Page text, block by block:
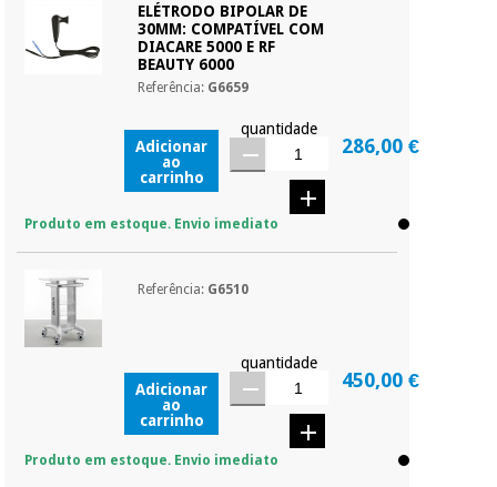
ELÉTRODO BIPOLAR DE
30MM: COMPATÍVEL COM
DIACARE 5000 E RF
BEAUTY 6000
Referência: G6659
286,00 €
quantidade
Adicionar
ao
carrinho
Produto em estoque. Envio imediato
Referência: G6510
450,00 €
quantidade
Adicionar
ao
carrinho
Produto em estoque. Envio imediato